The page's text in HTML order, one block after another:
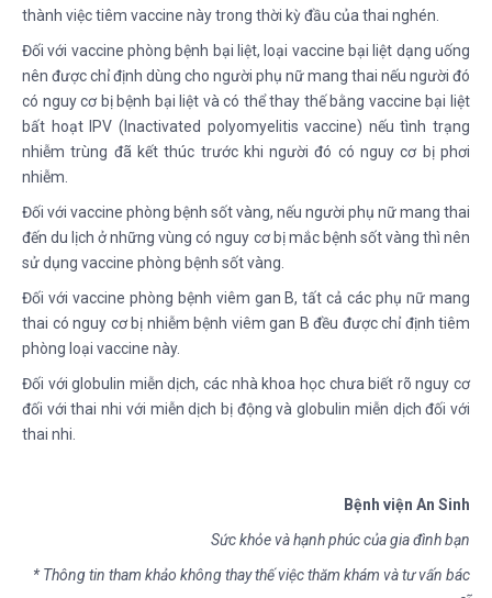
thành việc tiêm vaccine này trong thời kỳ đầu của thai nghén.
Đối với vaccine phòng bệnh bại liệt, loại vaccine bại liệt dạng uống
nên được chỉ định dùng cho người phụ nữ mang thai nếu người đó
có nguy cơ bị bệnh bại liệt và có thể thay thế bằng vaccine bại liệt
bất hoạt IPV (Inactivated polyomyelitis vaccine) nếu tình trạng
nhiễm trùng đã kết thúc trước khi người đó có nguy cơ bị phơi
nhiễm.
Đối với vaccine phòng bệnh sốt vàng, nếu người phụ nữ mang thai
đến du lịch ở những vùng có nguy cơ bị mắc bệnh sốt vàng thì nên
sử dụng vaccine phòng bệnh sốt vàng.
Đối với vaccine phòng bệnh viêm gan B, tất cả các phụ nữ mang
thai có nguy cơ bị nhiễm bệnh viêm gan B đều được chỉ định tiêm
phòng loại vaccine này.
Đối với globulin miễn dịch, các nhà khoa học chưa biết rõ nguy cơ
đối với thai nhi với miễn dịch bị động và globulin miễn dịch đối với
thai nhi.
Bệnh viện An Sinh
Sức khỏe và hạnh phúc của gia đình bạn
* Thông tin tham khảo không thay thế việc thăm khám và tư vấn bác